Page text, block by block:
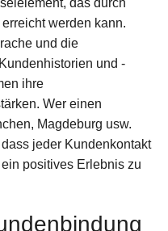
das durch
werden kann.
und die
und -
ihre
Wer einen
Magdeburg usw.
jeder Kundenkontakt
positives Erlebnis zu